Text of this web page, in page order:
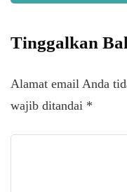
Tinggalkan
Alamat email Anda
wajib ditandai *